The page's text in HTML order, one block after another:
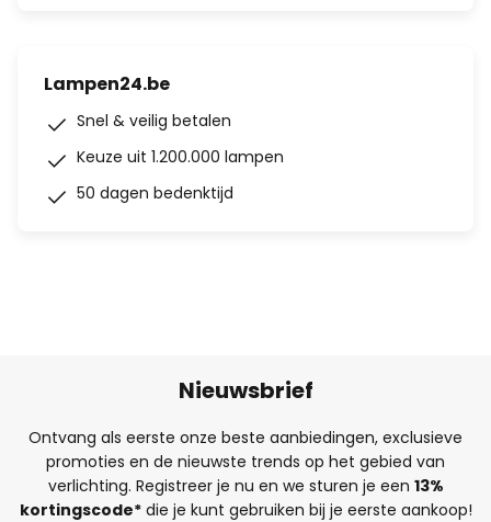
Lampen24.be
Snel & veilig betalen
Keuze uit 1.200.000 lampen
50 dagen bedenktijd
Nieuwsbrief
Ontvang als eerste onze beste aanbiedingen, exclusieve
promoties en de nieuwste trends op het gebied van
verlichting. Registreer je nu en we sturen je een 13%
kortingscode*die je kunt gebruiken bij je eerste aankoop!